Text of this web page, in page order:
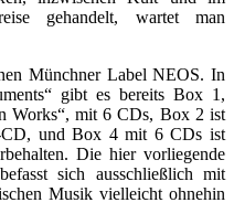
gehandelt, wartet man
Münchner Label NEOS. In
gibt es bereits Box 1,
Works“, mit 6 CDs, Box 2 ist
CD, und Box 4 mit 6 CDs ist
Die hier vorliegende
sich ausschließlich mit
Musik vielleicht ohnehin